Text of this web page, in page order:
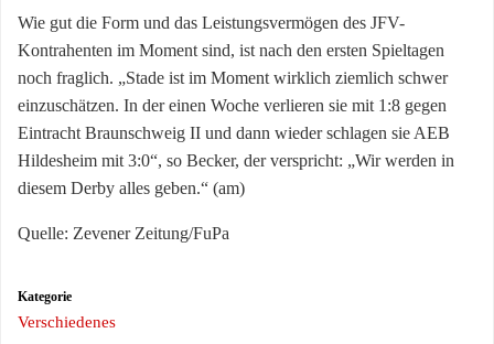
Wie gut die Form und das Leistungsvermögen des JFV-
Kontrahenten im Moment sind, ist nach den ersten Spieltagen
noch fraglich. „Stade ist im Moment wirklich ziemlich schwer
einzuschätzen. In der einen Woche verlieren sie mit 1:8 gegen
Eintracht Braunschweig II und dann wieder schlagen sie AEB
Hildesheim mit 3:0“, so Becker, der verspricht: „Wir werden in
diesem Derby alles geben.“ (am)
Quelle: Zevener Zeitung/FuPa
Kategorie
Verschiedenes